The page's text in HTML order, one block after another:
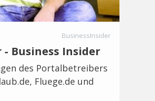
BusinessInsider
Business Insider
des Portalbetreibers
Fluege.de und